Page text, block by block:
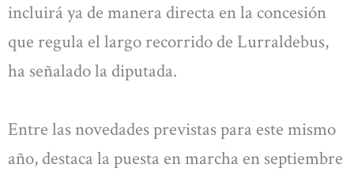
incluirá ya de manera directa en la concesión
que regula el largo recorrido de Lurraldebus,
ha señalado la diputada.
Entre las novedades previstas para este mismo
año, destaca la puesta en marcha en septiembre